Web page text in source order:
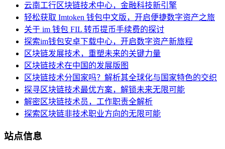
云南工行区块链技术中心，金融科技新引擎
轻松获取 Imtoken 钱包中文版，开启便捷数字资产之旅
关于 im 钱包 FIL 转币提币手续费的探讨
探索im钱包安卓下载中心，开启数字资产新旅程
区块链发展技术，重塑未来的关键力量
区块链技术在中国的发展版图
区块链技术分国家吗？解析其全球化与国家特色的交织
探寻区块链技术最优方案，解锁未来无限可能
解密区块链技术员，工作职责全解析
探索区块链非技术职业方向的无限可能
站点信息